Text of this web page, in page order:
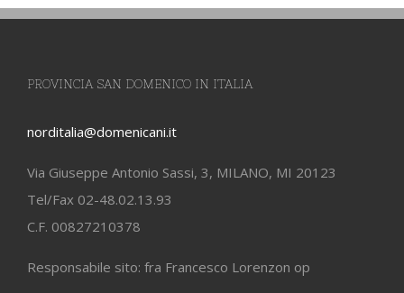
PROVINCIA SAN DOMENICO IN ITALIA
norditalia@domenicani.it
Via Giuseppe Antonio Sassi, 3, MILANO, MI 20123
Tel/Fax 02-48.02.13.93
C.F. 00827210378
Responsabile sito: fra Francesco Lorenzon op